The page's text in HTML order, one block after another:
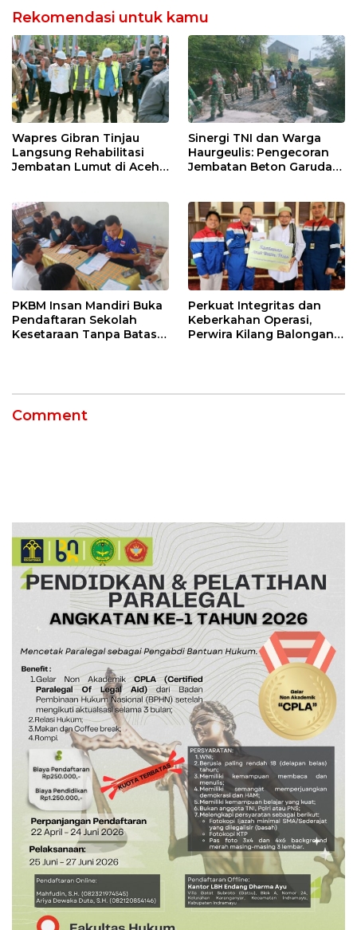
Rekomendasi untuk kamu
Wapres Gibran Tinjau
Langsung Rehabilitasi
Jembatan Lumut di Aceh
Sinergi TNI dan Warga
Haurgeulis: Pengecoran
Jembatan Beton Garuda
PKBM Insan Mandiri Buka
Pendaftaran Sekolah
Kesetaraan Tanpa Batas
Perkuat Integritas dan
Keberkahan Operasi,
Perwira Kilang Balongan
Comment